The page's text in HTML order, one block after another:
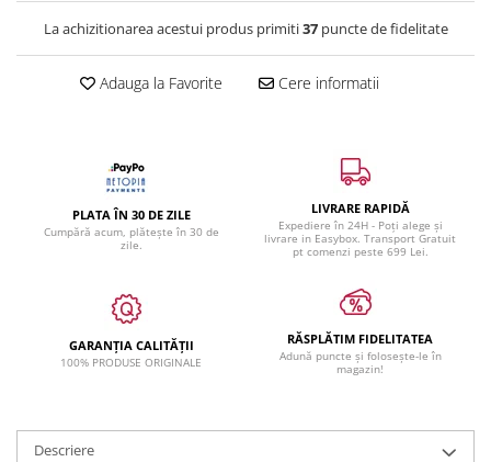
La achizitionarea acestui produs primiti37puncte de fidelitate
Adauga la Favorite Cere informatii
PLATA ÎN 30 DE ZILE
Cumpără acum, plătește în 30 de
zile.
LIVRARE RAPIDĂ
Expediere în 24H - Poți alege și
livrare in Easybox. Transport Gratuit
pt comenzi peste 699 Lei.
GARANȚIA CALITĂȚII
100% PRODUSE ORIGINALE
RĂSPLĂTIM FIDELITATEA
Adună puncte și folosește-le în
magazin!
Descriere